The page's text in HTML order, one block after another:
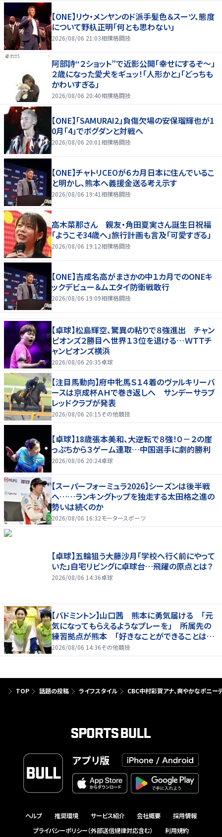
【ONE】リウ・メンヤンのド派手髪色＆スーツ、態度
について野杁正明「何とも思わない」
2026/08/06 21:03相撲格闘技
阿部詩“２ショット”で近影公開「幸せにするぞ〜」
２歳になった愛犬をギュッ！「人形かと」「どっちも
かわいすぎる」
2026/08/06 20:40相撲格闘技
【ONE】「SAMURAI2」負傷欠場の安保瑠輝也が1
0月「4」でボグダンと対戦へ
2026/08/06 20:01相撲格闘技
【ONE】チャトリCEOが６カ月日本に住んでいるこ
と明かし、熊本へ義援金送る考え示す
2026/08/06 19:41相撲格闘技
高木菜那さん 親友・角田夏実さん誕生日祝福
「ようこそ34歳へ」旅行計画も言及「可愛すぎる」
2026/08/06 19:12相撲格闘技
【ONE】吉成名高がまさかの中１カ月でのONEキ
ックデビュー＆ムエタイ防衛戦敢行
2026/08/06 19:09相撲格闘技
【卓球】松島輝空、驚異の粘りで８強進出 チャン
ピオンズ２勝目へ世界１３位を退ける…ＷＴＴチ
ャンピオンズ横浜
2026/08/06 20:35卓球
【注目馬動向】府中牝馬Ｓ１４着のヴァルキリーバ
ースは京成杯ＡＨで巻き返しへ サンデーサラブ
レッドクラブが発表
2026/08/06 20:15その他競技
【卓球】18歳張本美和、大逆転で８強！０－２の崖
っぷちから３ゲーム連取…中国選手に劇的勝利
2026/08/06 20:24卓球
【スーパーフォーミュラ2026】シーズンは後半戦
へ……ランキングトップを独走する太田格之進の
勢いは続くのか
2026/08/06 16:32モータースポーツ
【卓球】五輪狙う大藤沙月「学校へ行く前にやって
いた」自宅リビングに卓球台…飛躍の原点とは？
2026/08/06 14:36卓球
【バドミントン】山口茜 熊本に勇気届ける 「元
気になってもらえるようなプレーを」 所属先の
練習拠点が熊本 「好きなことができることは当
たり前じゃない」
2026/08/06 14:36その他競技
TOP 話題の投稿 ライフスタイル CBC中村彩賀アナ、爽やかなポニー
アプリ版
ヘルプ 推奨環境 サービス紹介 会社概要
採用情報
プライバシーポリシー（外部送信規律対応含む）
利用規約